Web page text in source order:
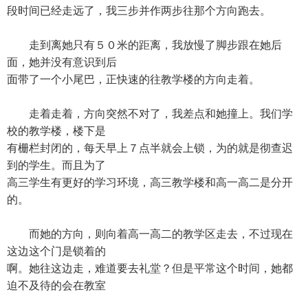
段时间已经走远了，我三步并作两步往那个方向跑去。
走到离她只有５０米的距离，我放慢了脚步跟在她后
面，她并没有意识到后
面带了一个小尾巴，正快速的往教学楼的方向走着。
走着走着，方向突然不对了，我差点和她撞上。我们学
校的教学楼，楼下是
有栅栏封闭的，每天早上７点半就会上锁，为的就是彻查迟
到的学生。而且为了
高三学生有更好的学习环境，高三教学楼和高一高二是分开
的。
而她的方向，则向着高一高二的教学区走去，不过现在
这边这个门是锁着的
啊。她往这边走，难道要去礼堂？但是平常这个时间，她都
迫不及待的会在教室